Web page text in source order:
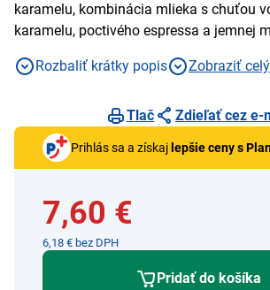
karamelu, kombinácia mlieka s chuťou
karamelu, poctivého espressa a jemnej
Rozbaliť krátky popis
Zobraziť
Tlač Zdieľať cez e-
Prihlás sa a získaj lepšie ceny s
7,60 €
6,18 € bez DPH
Pridať do košíka